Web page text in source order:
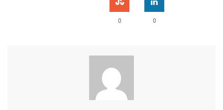
0 0